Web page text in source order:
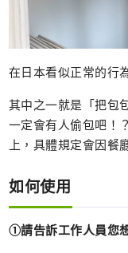
在日本看似正常的行
其中之一就是「把包
一定會有人偷包吧！
上，具體規定會因餐
如何使用
①請告訴工作人員您